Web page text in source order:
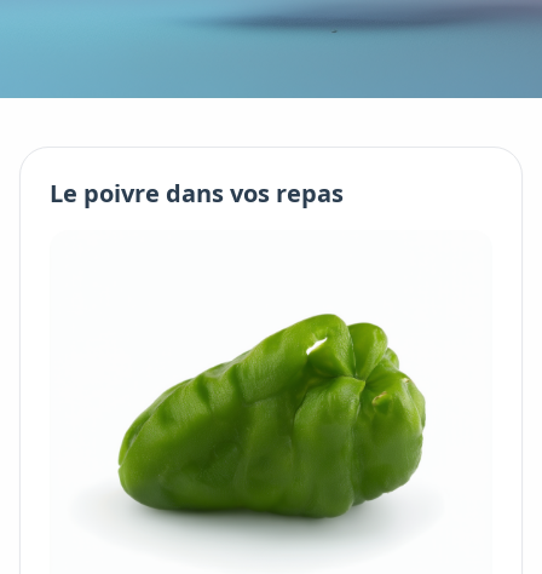
Le poivre dans vos repas